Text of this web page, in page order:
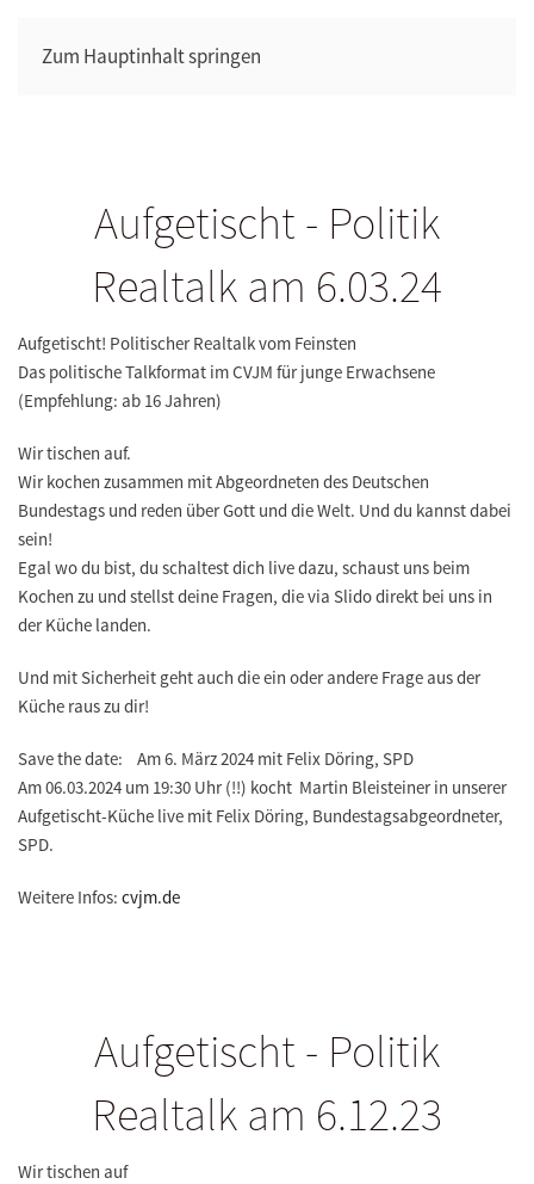
Zum Hauptinhalt springen
Aufgetischt - Politik
Realtalk am 6.03.24
Aufgetischt! Politischer Real­talk vom Feinsten
Das politische Talkformat im CVJM für junge Erwachsene
(Empfehlung: ab 16 Jahren)
Wir tischen auf.
Wir kochen zusammen mit Abgeordneten des Deutschen
Bundestags und reden über Gott und die Welt. Und du kannst dabei
sein!
Egal wo du bist, du schaltest dich live dazu, schaust uns beim
Kochen zu und stellst deine Fragen, die via Slido direkt bei uns in
der Küche landen.
Und mit Sicherheit geht auch die ein oder andere Frage aus der
Küche raus zu dir!
Save the date: Am 6. März 2024 mit Felix Döring, SPD
Am 06.03.2024 um 19:30 Uhr (!!) kocht Martin Bleisteiner in unserer
Aufgetischt-Küche live mit Felix Döring, Bundestagsabgeordneter,
SPD.
Weitere Infos: cvjm.de
Aufgetischt - Politik
Realtalk am 6.12.23
Wir tischen auf